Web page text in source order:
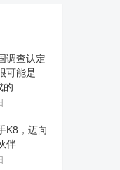
调查认定
可能是
的
K8，迈向
伴